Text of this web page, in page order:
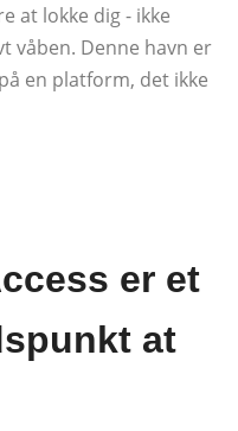
at lokke dig - ikke
våben. Denne havn er
en platform, det ikke
er et
at